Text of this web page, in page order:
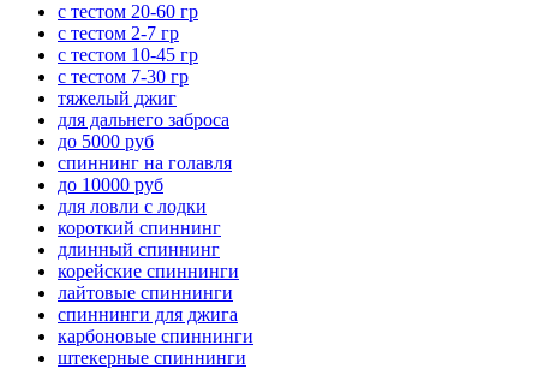
с тестом 20-60 гр
с тестом 2-7 гр
с тестом 10-45 гр
с тестом 7-30 гр
тяжелый джиг
для дальнего заброса
до 5000 руб
спиннинг на голавля
до 10000 руб
для ловли с лодки
короткий спиннинг
длинный спиннинг
корейские спиннинги
лайтовые спиннинги
спиннинги для джига
карбоновые спиннинги
штекерные спиннинги